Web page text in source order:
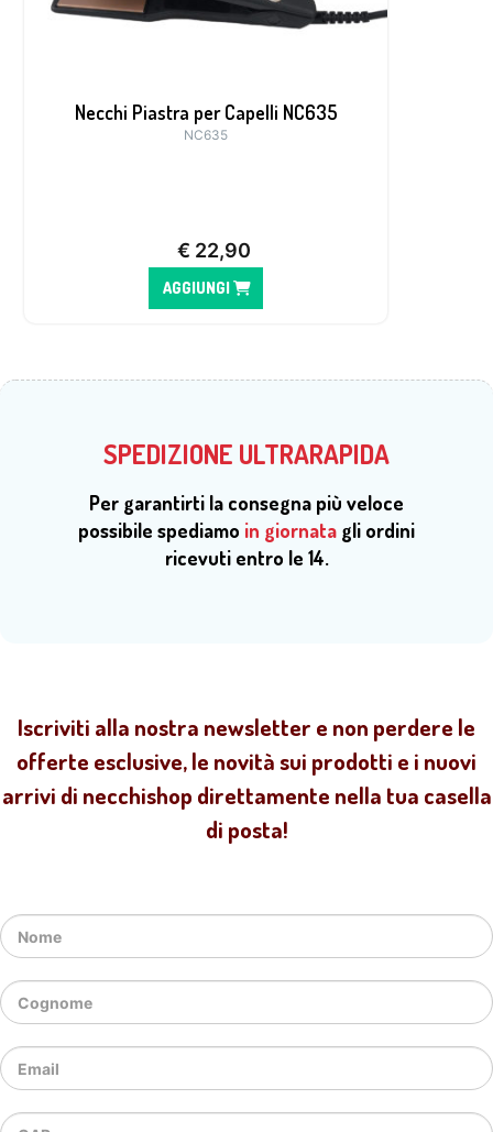
Necchi Piastra per Capelli NC635
NC635
€ 22,90
AGGIUNGI
SPEDIZIONE ULTRARAPIDA
Per garantirti la consegna più veloce
possibile spediamo in giornata gli ordini
ricevuti entro le 14.
Iscriviti alla nostra newsletter e non perdere le
offerte esclusive, le novità sui prodotti e i nuovi
arrivi di necchishop direttamente nella tua casella
di posta!